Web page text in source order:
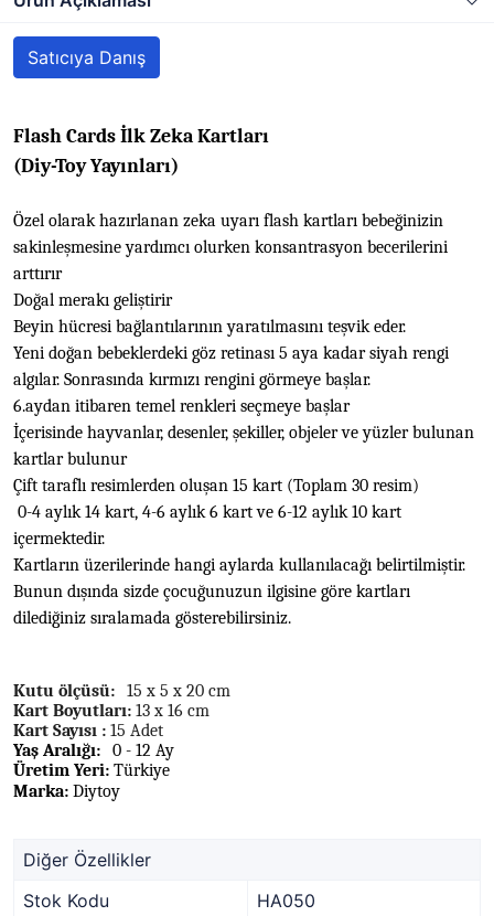
Satıcıya Danış
Flash Cards İlk Zeka Kartları
(Diy-Toy Yayınları)
Özel olarak hazırlanan zeka uyarı flash kartları bebeğinizin
sakinleşmesine yardımcı olurken konsantrasyon becerilerini
arttırır
Doğal merakı geliştirir
Beyin hücresi bağlantılarının yaratılmasını teşvik eder.
Yeni doğan bebeklerdeki göz retinası 5 aya kadar siyah rengi
algılar. Sonrasında kırmızı rengini görmeye başlar.
6.aydan itibaren temel renkleri seçmeye başlar
İçerisinde hayvanlar, desenler, şekiller, objeler ve yüzler bulunan
kartlar bulunur
Çift taraflı resimlerden oluşan 15 kart (Toplam 30 resim)
0-4 aylık 14 kart, 4-6 aylık 6 kart ve 6-12 aylık 10 kart
içermektedir.
Kartların üzerilerinde hangi aylarda kullanılacağı belirtilmiştir.
Bunun dışında sizde çocuğunuzun ilgisine göre kartları
dilediğiniz sıralamada gösterebilirsiniz.
Kutu ölçüsü:
15 x 5 x 20 cm
Kart Boyutları: 13 x 16 cm
Kart Sayısı : 15 Adet
Yaş Aralığı:
0 - 12 Ay
Üretim Yeri: Türkiye
Marka: Diytoy
Diğer Özellikler
Stok Kodu
HA050